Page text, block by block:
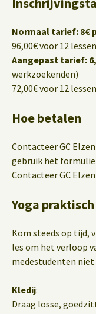
Normaal tarief: 8€
96,00€ voor 12 lessen
Aangepast tarief:
werkzoekenden)
72,00€ voor 12 lessen
Hoe betalen
Contacteer GC
gebruik het
Contacteer GC
Yoga praktisch
Kom steeds op tijd,
les om het verloop
medestudenten
Kledij:
Draag losse,